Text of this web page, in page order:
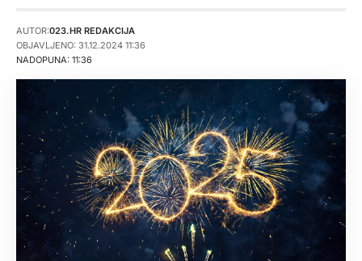
NADOPUNA: 11:36
AUTOR:023.HR REDAKCIJA
OBJAVLJENO: 31.12.2024 11:36